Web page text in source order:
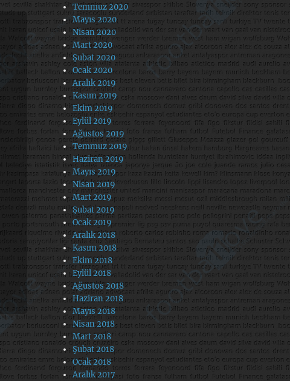
Temmuz 2020
Mayıs 2020
Nisan 2020
Mart 2020
Şubat 2020
Ocak 2020
Aralık 2019
Kasım 2019
Ekim 2019
Eylül 2019
Ağustos 2019
Temmuz 2019
Haziran 2019
Mayıs 2019
Nisan 2019
Mart 2019
Şubat 2019
Ocak 2019
Aralık 2018
Kasım 2018
Ekim 2018
Eylül 2018
Ağustos 2018
Haziran 2018
Mayıs 2018
Nisan 2018
Mart 2018
Şubat 2018
Ocak 2018
Aralık 2017